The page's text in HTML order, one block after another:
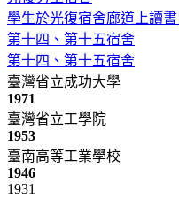
學生於光復宿舍廊道上讀書
第十四、第十五宿舍
第十四、第十五宿舍
臺灣省立成功大學
1971
臺灣省立工學院
1953
臺南高等工業學校
1946
1931